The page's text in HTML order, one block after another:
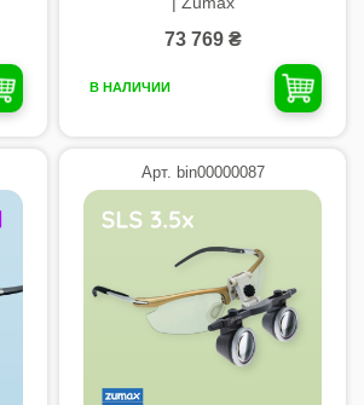
73 769 ₴
В НАЛИЧИИ
Арт. bin00000087